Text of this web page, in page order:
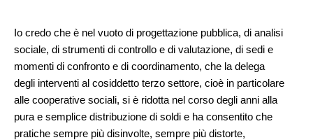
Io credo che è nel vuoto di progettazione pubblica, di analisi
sociale, di strumenti di controllo e di valutazione, di sedi e
momenti di confronto e di coordinamento, che la delega
degli interventi al cosiddetto terzo settore, cioè in particolare
alle cooperative sociali, si è ridotta nel corso degli anni alla
pura e semplice distribuzione di soldi e ha consentito che
pratiche sempre più disinvolte, sempre più distorte,